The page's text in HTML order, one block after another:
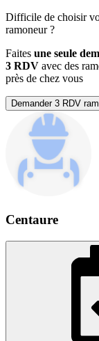
Difficile de choisir
ramoneur?
Faites une seule
3 RDV avec des
près de chez vous
Demander 3 RDV
Centaure